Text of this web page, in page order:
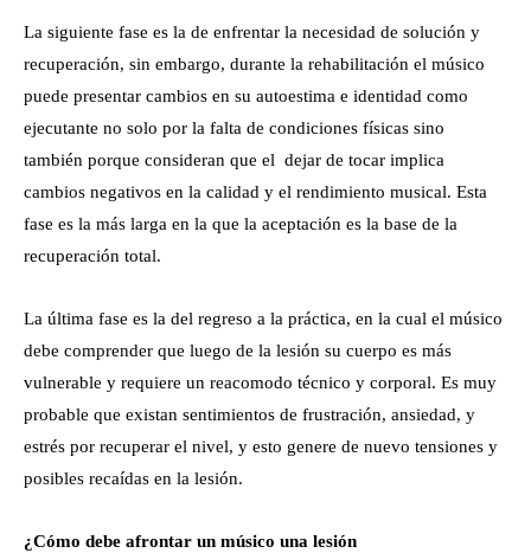
La siguiente fase es la de enfrentar la necesidad de solución y
recuperación, sin embargo, durante la rehabilitación el músico
puede presentar cambios en su autoestima e identidad como
ejecutante no solo por la falta de condiciones físicas sino
también porque consideran que el dejar de tocar implica
cambios negativos en la calidad y el rendimiento musical. Esta
fase es la más larga en la que la aceptación es la base de la
recuperación total.
La última fase es la del regreso a la práctica, en la cual el músico
debe comprender que luego de la lesión su cuerpo es más
vulnerable y requiere un reacomodo técnico y corporal. Es muy
probable que existan sentimientos de frustración, ansiedad, y
estrés por recuperar el nivel, y esto genere de nuevo tensiones y
posibles recaídas en la lesión.
¿Cómo debe afrontar un músico una lesión